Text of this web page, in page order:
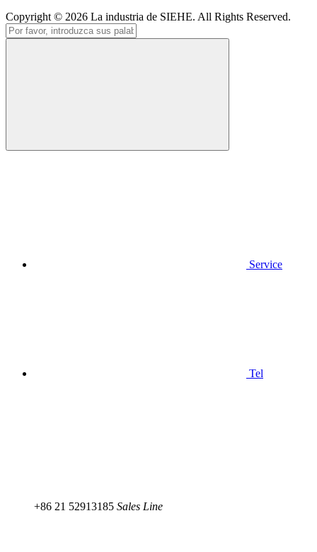
Copyright © 2026 La industria de SIEHE. All Rights Reserved.
Service
Tel
+86 21 52913185 Sales Line